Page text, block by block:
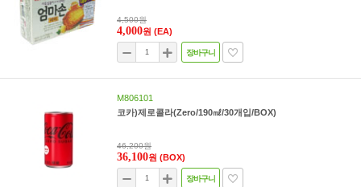
4,500원
4,000원 (EA)
장바구니
M806101
코카)제로콜라(Zero/190㎖/30개입/BOX)
46,200원
36,100원 (BOX)
장바구니